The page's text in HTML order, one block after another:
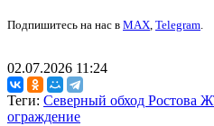
Подпишитесь на нас в MAX, Telegram.
02.07.2026 11:24
Теги: Северный обход Ростова
ограждение